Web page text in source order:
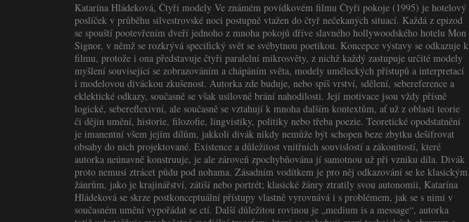
Katarína Hládeková, Čtyři modely Ve známém povídkovém filmu Čtyři pokoje (1995) je hotelový
poslíček v průběhu silvestrovské noci postupně vtažen do čtyř nečekaných situací. Každá z epizod
se spouští pootevřením dveří jednoho z mnoha pokojů dříve slavného hollywoodského hotelu Mon
Signor, v němž se rozkrývá specifický svět se svébytnou poetikou. Koncepce výstavy se odkazuje k
filmu, protože i ona představuje čtyři paralelní mikrosvěty, z nichž každý zastupuje určité modely
myšlení související se zobrazováním a chápáním světa, modely uměleckých přístupů a interpretací
i modelovou diváckou zkušenost. Autorka zde buduje, nebo spíš vrství, sdělení, sebereference a
eklektické odkazy, současně se však usilovně brání nahodilosti. Její motivace jsou vždy přísně
logické, sebereflexivní, ale současně se vztahují k mnoha dalším kontextům, ať už z oblasti teorie
či dějin umění, historie, filozofie, lingvistiky, politiky nebo třeba poezie. Teoretické opodstatnění
je imanentní všem jejím dílům, jakkoli divák nikdy nemůže být schopen beze zbytku dešifrovat
obsahy do nich projektované. Existence a důležitost vnitřních souvislostí a zákonitostí, které
autorka neúnavně konstruuje, je ale zároveň zpochybňována jí samotnou už při vzniku díla. Divák
proto nemusí ztrácet půdu pod nohama. Zásadním vodítkem je pro něj odkazování se ke klasickým
žánrům, jako je krajinářství, zátiší nebo portrét; klasické žánry ztratily svou autonomii, Katarína
Hládeková se skrze postkonceptuální přístupy vlastně vyrovnává i s problémem, jak se s nimi v
současném umění vypořádat se ctí. Další důležitou rovinou je „medium is a message“, autorka